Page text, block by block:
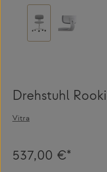
Drehstuhl
Vitra
537,00 €*